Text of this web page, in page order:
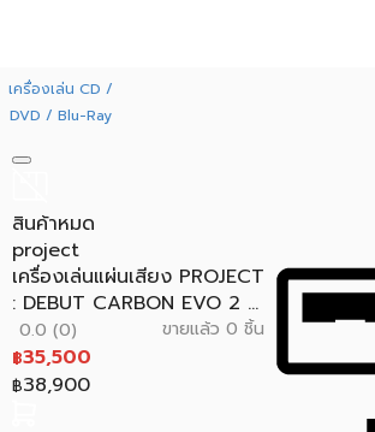
เครื่องเล่น CD /
DVD / Blu-Ray
สินค้าหมด
project
เครื่องเล่นแผ่นเสียง PROJECT
: DEBUT CARBON EVO 2 ...
0.0 (0) ขายแล้ว 0 ชิ้น
฿35,500
฿38,900